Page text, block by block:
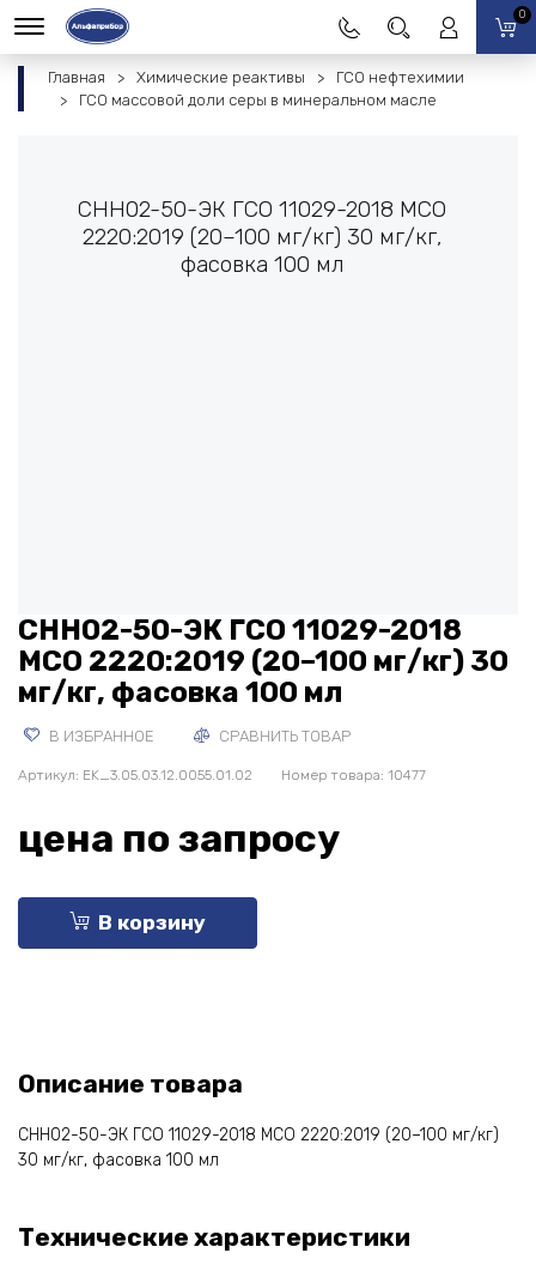
0
Главная Химические реактивы
ГСО нефтехимии
ГСО массовой доли серы в минеральном масле
СНН02-50-ЭК ГСО 11029-2018 МСО
2220:2019 (20–100 мг/кг) 30 мг/кг,
фасовка 100 мл
СНН02-50-ЭК ГСО 11029-2018
МСО 2220:2019 (20–100 мг/кг) 30
мг/кг, фасовка 100 мл
В ИЗБРАННОЕ СРАВНИТЬ ТОВАР
Артикул: EK_3.05.03.12.0055.01.02 Номер товара: 10477
цена по запросу
В корзину
Описание товара
СНН02-50-ЭК ГСО 11029-2018 МСО 2220:2019 (20–100 мг/кг)
30 мг/кг, фасовка 100 мл
Технические характеристики